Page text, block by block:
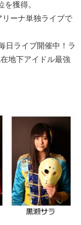
獲得。
ーナ単独ライブで
日ライブ開催中！ラ
地下アイドル最強